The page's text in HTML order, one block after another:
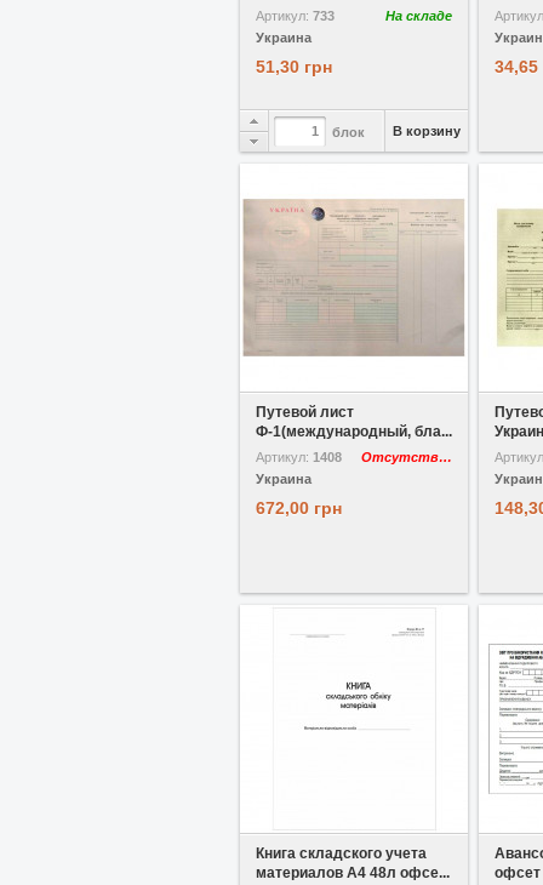
Артикул: 733
На складе
Украина
51,30 грн
блок В корзину
34,65
Путевой лист
Ф-1(международный, бла...
Артикул: 1408
Отсутствует
Украина
672,00 грн
Книга складского учета
материалов A4 48л офсе...
офсет